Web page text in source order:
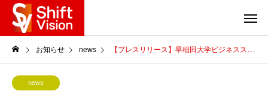
お知らせ news 【プレスリリース】早稲田大学ビジネススクール 牧兼充准教授とシフト・ビジョン、イノベーション・マネジメント新手法の共同研究を開始
news